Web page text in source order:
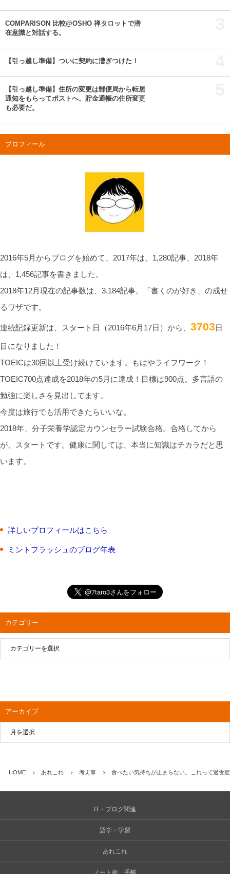
COMPARISON 比較@OSHO 禅タロットで潜
在意識と対話する。
【引っ越し準備】ついに契約に漕ぎつけた！
【引っ越し準備】住所の変更は郵便局から転居
通知をもらってポストへ。貯金通帳の住所変更
も必要だ。
プロフィール
2016年5月からブログを始めて、2017年は、1,280記事、2018年
は、1,456記事を書きました。
2018年12月現在の記事数は、3,184記事。「書くのが好き」の成せ
るワザです。
連続記録更新は、スタート日（2016年6月17日）から、 3703日
目になりました！
TOEICは30回以上受け続けています。もはやライフワーク！
TOEIC700点達成を2018年の5月に達成！目標は900点。多言語の
勉強に楽しさを見出してます。
今度は旅行でも活用できたらいいな。
2018年、分子栄養学認定カウンセラー試験合格。合格してから
が、スタートです。健康に関しては、本当に知識はチカラだと思
います。
詳しいプロフィールはこちら
ミントフラッシュのブログ年表
カテゴリー
アーカイブ
HOME あれこれ 考え事 食べたい気持ちが止まらない。これって過食
IT・ブログ関連
語学・学習
あれこれ